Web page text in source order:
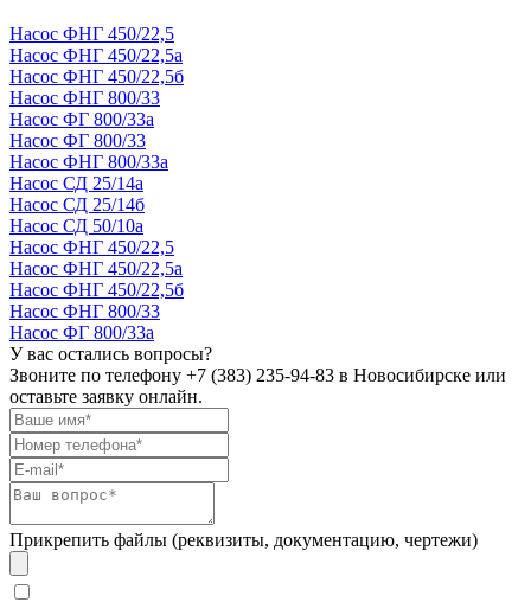
Насос ФНГ 450/22,5
Насос ФНГ 450/22,5а
Насос ФНГ 450/22,5б
Насос ФНГ 800/33
Насос ФГ 800/33а
Насос ФГ 800/33
Насос ФНГ 800/33а
Насос СД 25/14а
Насос СД 25/14б
Насос СД 50/10а
Насос ФНГ 450/22,5
Насос ФНГ 450/22,5а
Насос ФНГ 450/22,5б
Насос ФНГ 800/33
Насос ФГ 800/33а
У вас остались вопросы?
Звоните по телефону +7 (383) 235-94-83 в Новосибирске или
оставьте заявку онлайн.
Прикрепить файлы (реквизиты, документацию, чертежи)